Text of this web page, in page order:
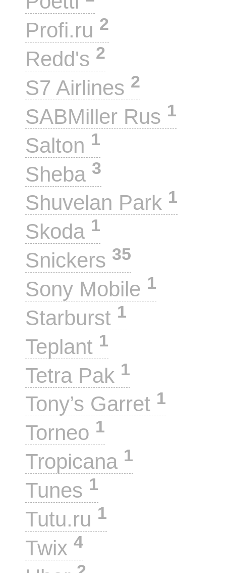
Profi.ru 2
Redd's 2
S7 Airlines 2
SABMiller Rus 1
Salton 1
Sheba 3
Shuvelan Park 1
Skoda 1
Snickers 35
Sony Mobile 1
Starburst 1
Teplant 1
Tetra Pak 1
Tony’s Garret 1
Torneo 1
Tropicana 1
Tunes 1
Tutu.ru 1
Twix 4